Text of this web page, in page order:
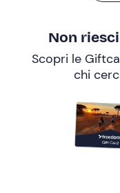
Non
Scopri le
chi